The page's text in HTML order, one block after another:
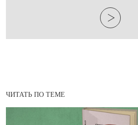
ЧИТАТЬ ПО ТЕМЕ